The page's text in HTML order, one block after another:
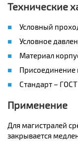
Технические
Условный
Условное
Материал
Присоединение
Стандарт –
Применение
Для магистралей
закрывается